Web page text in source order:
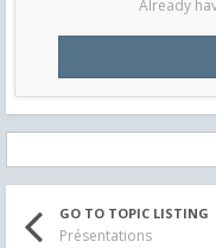
Already
GO TO TOPIC LISTING
Présentations